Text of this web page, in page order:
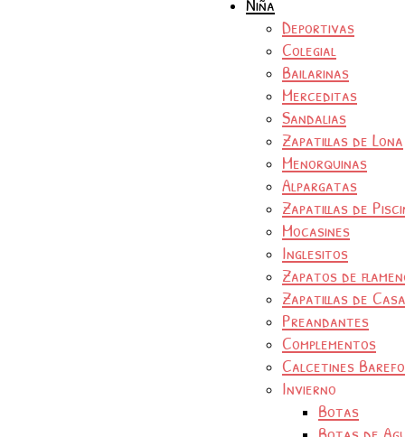
Deportivas
Colegial
Bailarinas
Merceditas
Sandalias
Zapatillas de Lona
Menorquinas
Alpargatas
Zapatillas de
Mocasines
Inglesitos
Zapatos de
Zapatillas de Casa
Preandantes
Complementos
Calcetines
Invierno
Botas